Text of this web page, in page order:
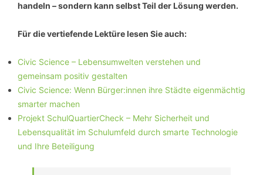
handeln – sondern kann selbst Teil der Lösung werden.
Für die vertiefende Lektüre lesen Sie auch:
Civic Science – Lebensumwelten verstehen und
gemeinsam positiv gestalten
Civic Science: Wenn Bürger:innen ihre Städte eigenmächtig
smarter machen
Projekt SchulQuartierCheck – Mehr Sicherheit und
Lebensqualität im Schulumfeld durch smarte Technologie
und Ihre Beteiligung